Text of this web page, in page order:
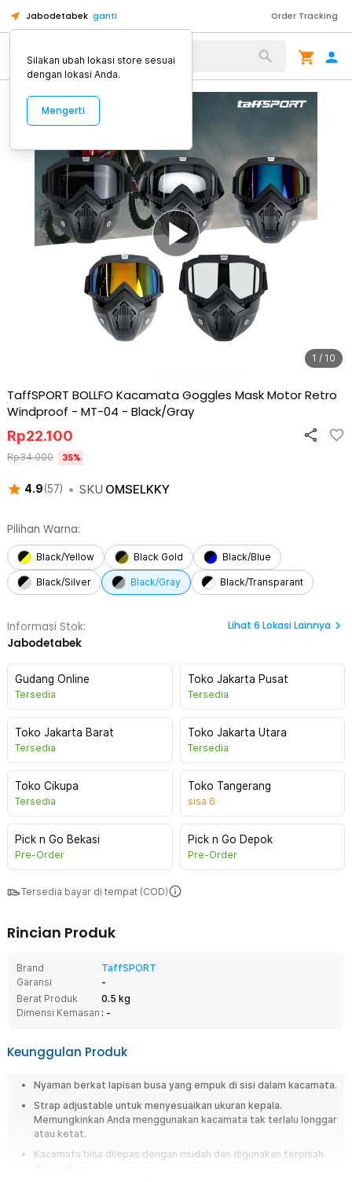
Jabodetabek ganti Order Tracking
Alat Kopi
1 / 10
TaffSPORT BOLLFO Kacamata Goggles Mask Motor Retro
Windproof - MT-04 - Black/Gray
4.9(57) • SKU OMSELKKY
Rp22.100
Rp34.000 35%
Pilihan Warna:
Black/Yellow Black Gold Black/Blue
Black/Silver Black/Gray Black/Transparant
Informasi Stok:
Jabodetabek
Lihat 6 Lokasi Lainnya
Gudang Online
Tersedia
Toko Jakarta Pusat
Tersedia
Toko Jakarta Barat
Tersedia
Toko Jakarta Utara
Tersedia
Toko Cikupa
Tersedia
Toko Tangerang
sisa 6
Pick n Go Bekasi
Pre-Order
Pick n Go Depok
Pre-Order
Tersedia bayar di tempat (COD)
Rincian Produk
Brand
TaffSPORT
Garansi
-
Berat Produk
0.5 kg
Dimensi Kemasan : -
Keunggulan Produk
Nyaman berkat lapisan busa yang empuk di sisi dalam kacamata.
Strap adjustable untuk menyesuaikan ukuran kepala.
Memungkinkan Anda menggunakan kacamata tak terlalu longgar
atau ketat.
Kacamata bisa dilepas dengan mudah dan digunakan terpisah
Silakan ubah lokasi store sesuai
dengan lokasi Anda.
Mengerti